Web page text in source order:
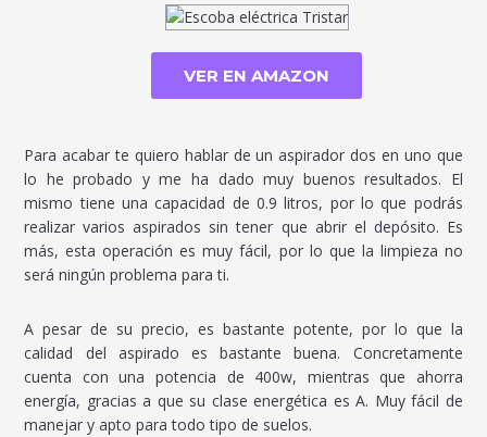
VER EN AMAZON
Para acabar te quiero hablar de un aspirador dos en uno que
lo he probado y me ha dado muy buenos resultados. El
mismo tiene una capacidad de 0.9 litros, por lo que podrás
realizar varios aspirados sin tener que abrir el depósito. Es
más, esta operación es muy fácil, por lo que la limpieza no
será ningún problema para ti.
A pesar de su precio, es bastante potente, por lo que la
calidad del aspirado es bastante buena. Concretamente
cuenta con una potencia de 400w, mientras que ahorra
energía, gracias a que su clase energética es A. Muy fácil de
manejar y apto para todo tipo de suelos.